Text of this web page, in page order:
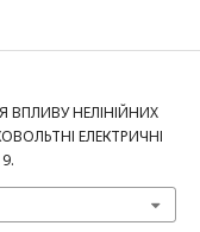
ВПЛИВУ НЕЛІНІЙНИХ
ЕЛЕКТРИЧНІ